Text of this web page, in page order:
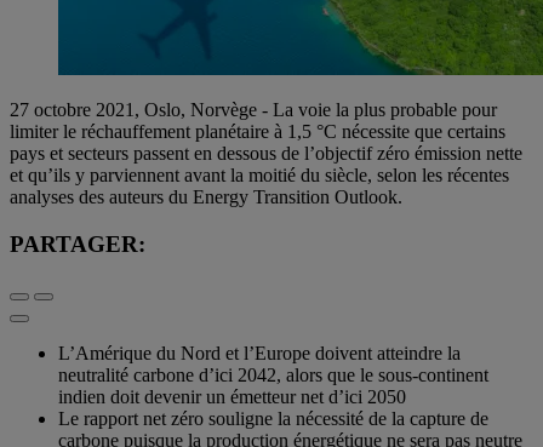
27 octobre 2021, Oslo, Norvège - La voie la plus probable pour
limiter le réchauffement planétaire à 1,5 °C nécessite que certains
pays et secteurs passent en dessous de l’objectif zéro émission nette
et qu’ils y parviennent avant la moitié du siècle, selon les récentes
analyses des auteurs du Energy Transition Outlook.
PARTAGER:
L’Amérique du Nord et l’Europe doivent atteindre la
neutralité carbone d’ici 2042, alors que le sous-continent
indien doit devenir un émetteur net d’ici 2050
Le rapport net zéro souligne la nécessité de la capture de
carbone puisque la production énergétique ne sera pas neutre